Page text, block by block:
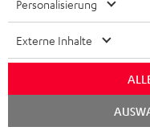
Speaker-
geeignete Teufel Systeme
399,99€
Personalisierung
Externe Inhalte